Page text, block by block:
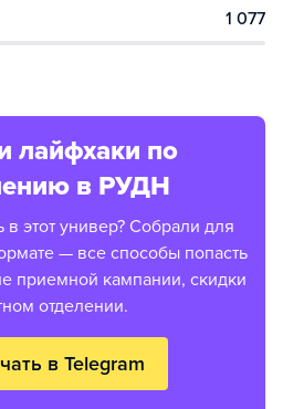
1 077
лайфхаки по
в РУДН
в этот универ? Собрали для
— все способы попасть
приемной кампании, скидки
отделении.
в Telegram